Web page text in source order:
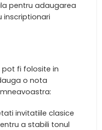
pentru adaugarea
inscriptionari
pot fi folosite in
o nota
invitatiile clasice
a stabili tonul